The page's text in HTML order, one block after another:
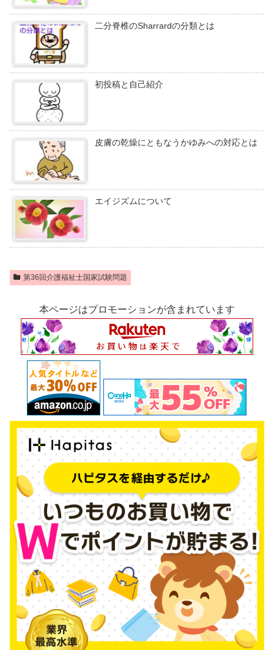
二分脊椎のSharrardの分類とは
初投稿と自己紹介
皮膚の乾燥にともなうかゆみへの対応とは
エイジズムについて
第36回介護福祉士国家試験問題
本ページはプロモーションが含まれています